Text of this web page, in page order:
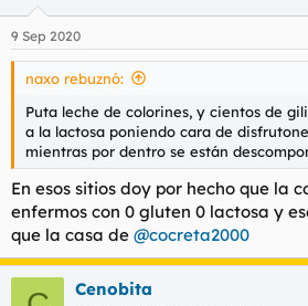
e
s
9 Sep 2020
naxo rebuznó:
Puta leche de colorines, y cientos de
a la lactosa poniendo cara de
mientras por dentro se están
En esos sitios doy por hecho que la
enfermos con 0 gluten 0 lactosa y
que la casa de @cocreta2000
Cenobita